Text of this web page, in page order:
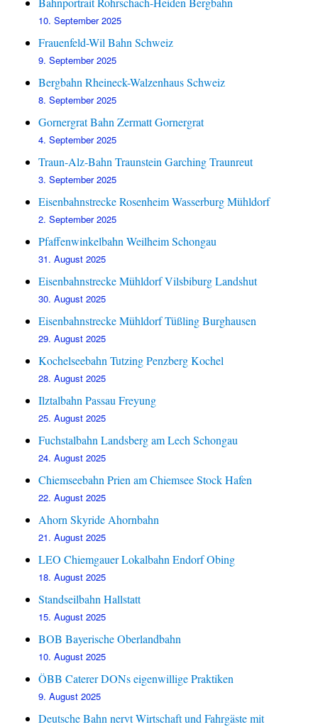
10. September 2025
Frauenfeld-Wil Bahn Schweiz
9. September 2025
Bergbahn Rheineck-Walzenhaus Schweiz
8. September 2025
Gornergrat Bahn Zermatt Gornergrat
4. September 2025
Traun-Alz-Bahn Traunstein Garching Traunreut
3. September 2025
Eisenbahnstrecke Rosenheim Wasserburg Mühldorf
2. September 2025
Pfaffenwinkelbahn Weilheim Schongau
31. August 2025
Eisenbahnstrecke Mühldorf Vilsbiburg Landshut
30. August 2025
Eisenbahnstrecke Mühldorf Tüßling Burghausen
29. August 2025
Kochelseebahn Tutzing Penzberg Kochel
28. August 2025
Ilztalbahn Passau Freyung
25. August 2025
Fuchstalbahn Landsberg am Lech Schongau
24. August 2025
Chiemseebahn Prien am Chiemsee Stock Hafen
22. August 2025
Ahorn Skyride Ahornbahn
21. August 2025
LEO Chiemgauer Lokalbahn Endorf Obing
18. August 2025
Standseilbahn Hallstatt
15. August 2025
BOB Bayerische Oberlandbahn
10. August 2025
ÖBB Caterer DONs eigenwillige Praktiken
9. August 2025
Deutsche Bahn nervt Wirtschaft und Fahrgäste mit